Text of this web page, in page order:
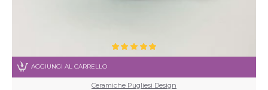
Ceramiche Pugliesi Design
AGGIUNGI AL CARRELLO